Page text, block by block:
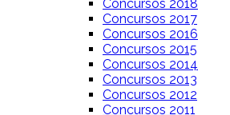
Concursos 2018
Concursos 2017
Concursos 2016
Concursos 2015
Concursos 2014
Concursos 2013
Concursos 2012
Concursos 2011